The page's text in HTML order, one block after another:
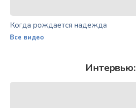
Когда рождается надежда
Все видео
Интервью: